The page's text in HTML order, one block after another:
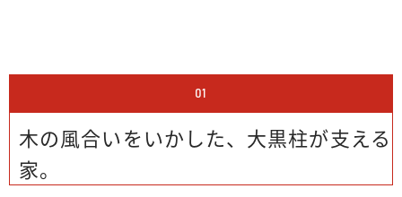
01
木の風合いをいかした、大黒柱が支える
家。